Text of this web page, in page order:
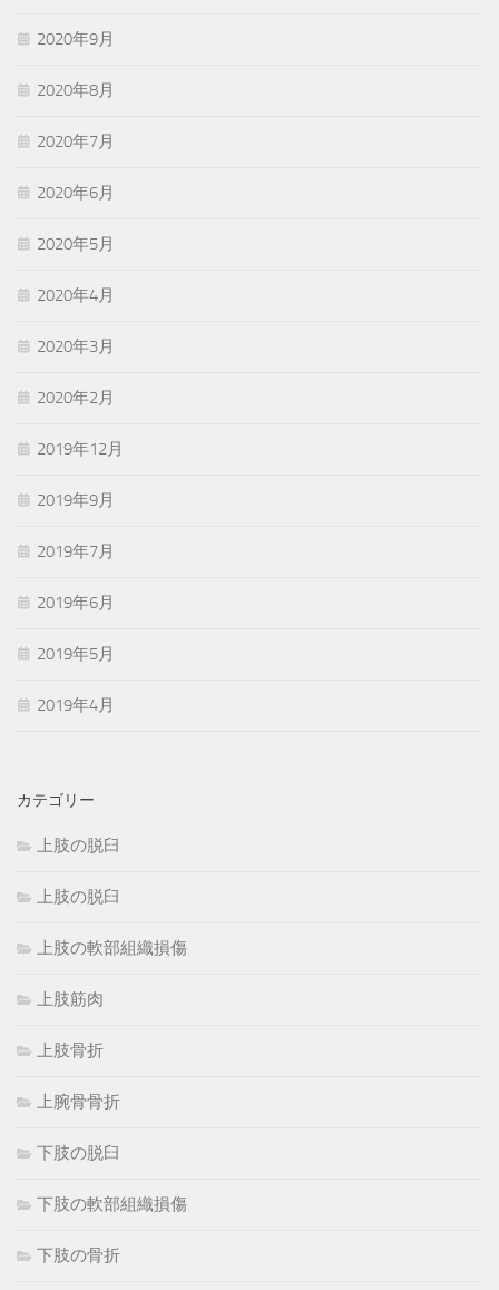
2020年9月
2020年8月
2020年7月
2020年6月
2020年5月
2020年4月
2020年3月
2020年2月
2019年12月
2019年9月
2019年7月
2019年6月
2019年5月
2019年4月
カテゴリー
上肢の脱臼
上肢の脱臼
上肢の軟部組織損傷
上肢筋肉
上肢骨折
上腕骨骨折
下肢の脱臼
下肢の軟部組織損傷
下肢の骨折